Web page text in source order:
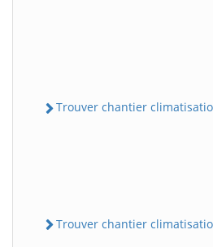
Trouver chantier
Trouver chantier